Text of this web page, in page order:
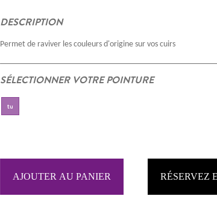
DESCRIPTION
Permet de raviver les couleurs d'origine sur vos cuirs
SÉLECTIONNER VOTRE POINTURE
tu
RÉSERVEZ